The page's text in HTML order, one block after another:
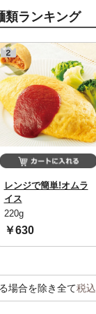
類ランキング
レンジで簡単!オムラ
イス
220g
￥630
場合を除き全て税込